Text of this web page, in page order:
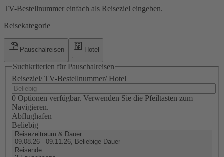
TV-Bestellnummer einfach als Reiseziel eingeben.
Reisekategorie
Pauschalreisen Hotel
Suchkriterien für Pauschalreisen
Reiseziel/ TV-Bestellnummer/ Hotel
0 Optionen verfügbar. Verwenden Sie die Pfeiltasten zum
Navigieren.
Abflughafen
Beliebig
Reisezeitraum & Dauer
09.08.26 - 09.11.26, Beliebige Dauer
Reisende